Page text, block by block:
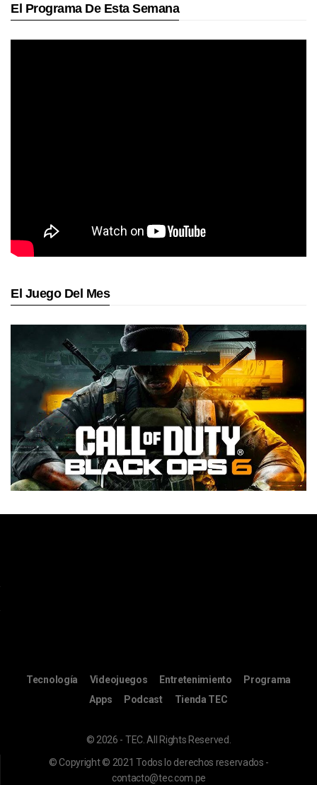
El Programa De Esta Semana
El Juego Del Mes
Tecnología Videojuegos Entretenimiento
Programa
Apps
Podcast Tienda TEC
© 2026 - TEC. All Rights Reserved.
© Copyright © 2021 Todos lo derechos reservados -
contacto@tec.com.pe